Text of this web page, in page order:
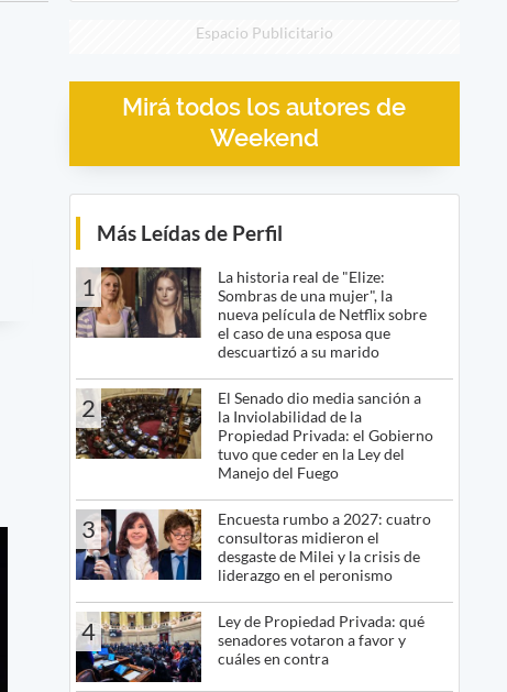
Espacio Publicitario
Mirá todos los autores de
Weekend
Más Leídas de Perfil
1
La historia real de "Elize:
Sombras de una mujer", la
nueva película de Netflix sobre
el caso de una esposa que
descuartizó a su marido
2
El Senado dio media sanción a
la Inviolabilidad de la
Propiedad Privada: el Gobierno
tuvo que ceder en la Ley del
Manejo del Fuego
3
Encuesta rumbo a 2027: cuatro
consultoras midieron el
desgaste de Milei y la crisis de
liderazgo en el peronismo
4
Ley de Propiedad Privada: qué
senadores votaron a favor y
cuáles en contra